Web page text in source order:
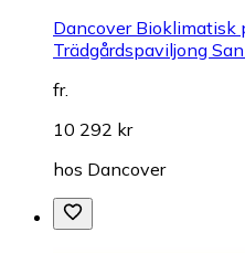
Dancover Bioklimatisk
Trädgårdspaviljong
fr.
10 292 kr
hos Dancover